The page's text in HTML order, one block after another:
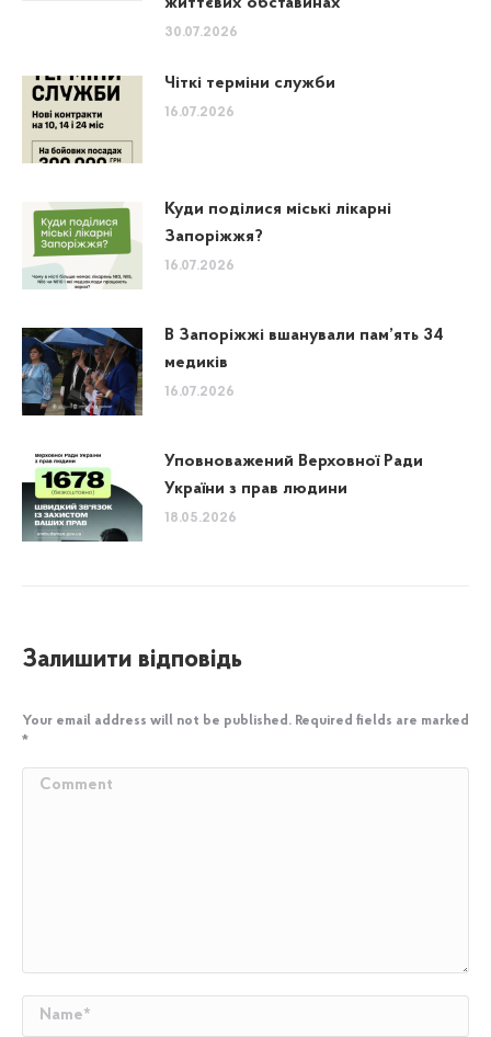
30.07.2026
Чіткі терміни служби
16.07.2026
Куди поділися міські лікарні
Запоріжжя?
16.07.2026
В Запоріжжі вшанували пам’ять 34
медиків
16.07.2026
Уповноважений Верховної Ради
України з прав людини
18.05.2026
Залишити відповідь
Your email address will not be published. Required fields are marked
*
Comment
Name *